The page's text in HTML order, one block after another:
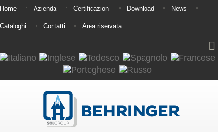
Home Azienda Certificazioni Download News
Cataloghi Contatti Area riservata